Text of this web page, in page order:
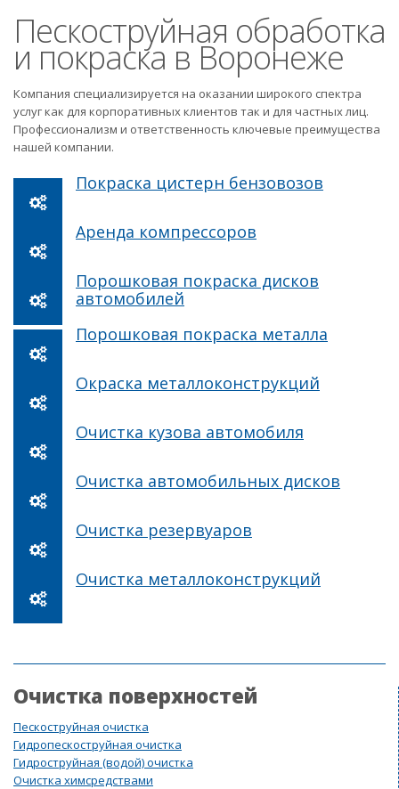
Пескоструйная обработка
и покраска в Воронеже
Компания специализируется на оказании широкого спектра
услуг как для корпоративных клиентов так и для частных лиц.
Профессионализм и ответственность ключевые преимущества
нашей компании.
Покраска цистерн бензовозов
Аренда компрессоров
Порошковая покраска дисков
автомобилей
Порошковая покраска металла
Окраска металлоконструкций
Очистка кузова автомобиля
Очистка автомобильных дисков
Очистка резервуаров
Очистка металлоконструкций
Очистка поверхностей
Пескоструйная очистка
Гидропескоструйная очистка
Гидроструйная (водой) очистка
Очистка химсредствами